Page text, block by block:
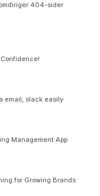
404-sider
email, slack easily
Management App
for Growing Brands